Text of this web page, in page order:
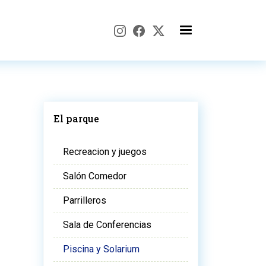
El parque
Recreacion y juegos
Salón Comedor
Parrilleros
Sala de Conferencias
Piscina y Solarium